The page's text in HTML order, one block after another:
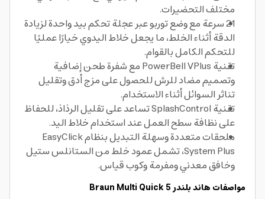
مختلف التحضيرات.
21 سرعة مع وضع توربو عبر عجلة تحكم بيد واحدة لزيادة
الدقة أثناء الخلط، ما يجعل خلاط اليدوي خيارًا عمليًا
للتحكم الكامل بالقوام.
تقنية PowerBell VPlus مع شفرة طحن إضافية
وتصميم مضاد للرش للحصول على مزج أدق وتقليل
تناثر السوائل أثناء الاستخدام.
تقنية SplashControl تساعد على تقليل الرذاذ، للحفاظ
على نظافة سطح العمل عند استخدام خلاط اليد.
ملحقات متعددة وسهلة التبديل بنظام EasyClick
System Plus، تشمل عمود خلط من الستانلس ستيل
وخافق معدني ومفرمة وكوب قياس.
مواصفات هاند بلندر Braun Multi Quick 5